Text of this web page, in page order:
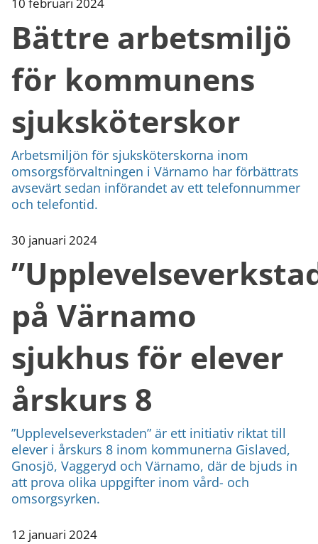
10 februari 2024
Bättre arbetsmiljö
för kommunens
sjuksköterskor
Arbetsmiljön för sjuksköterskorna inom
omsorgsförvaltningen i Värnamo har förbättrats
avsevärt sedan införandet av ett telefonnummer
och telefontid.
30 januari 2024
på Värnamo
sjukhus för elever
årskurs 8
”Upplevelseverkstaden” är ett initiativ riktat till
elever i årskurs 8 inom kommunerna Gislaved,
Gnosjö, Vaggeryd och Värnamo, där de bjuds in
att prova olika uppgifter inom vård- och
omsorgsyrken.
12 januari 2024